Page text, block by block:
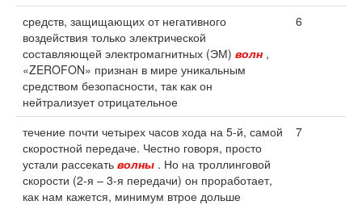
средств, защищающих от негативного
воздействия только электрической
составляющей электромагнитных (ЭМ) волн ,
«ZEROFON» признан в мире уникальным
средством безопасности, так как он
нейтрализует отрицательное
6
течение почти четырех часов хода на 5-й, самой
скоростной передаче. Честно говоря, просто
устали рассекать волны . Но на троллинговой
скорости (2-я – 3-я передачи) он проработает,
как нам кажется, минимум втрое дольше
7